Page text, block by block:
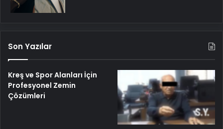
Son Yazılar
Kreş ve Spor Alanları İçin
Profesyonel Zemin
Çözümleri